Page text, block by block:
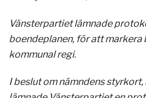
Vänsterpartiet lämnade
boendeplanen, för att markera
kommunal regi.
I beslut om nämndens